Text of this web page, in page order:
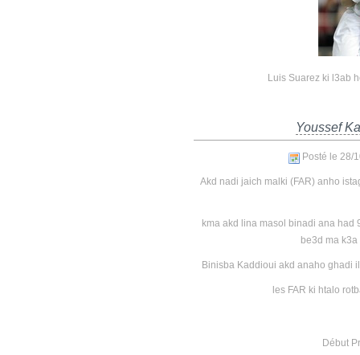
Luis Suarez ki l3ab
Youssef
Posté le 28/
Akd nadi jaich malki (FAR) anho
kma akd lina masol binadi ana had
be3d ma
Binisba Kaddioui akd anaho ghadi
les FAR ki htalo
Début